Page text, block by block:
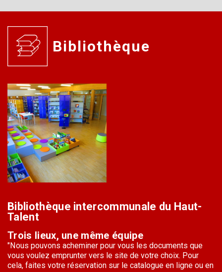
Bibliothèque
Bibliothèque intercommunale du Haut-
Talent
Trois lieux, une même équipe
"Nous pouvons acheminer pour vous les documents que
vous voulez emprunter vers le site de votre choix. Pour
cela, faites votre réservation sur le catalogue en ligne ou en